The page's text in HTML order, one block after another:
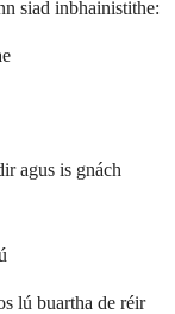
siad inbhainistithe:
agus is gnách
lú buartha de réir